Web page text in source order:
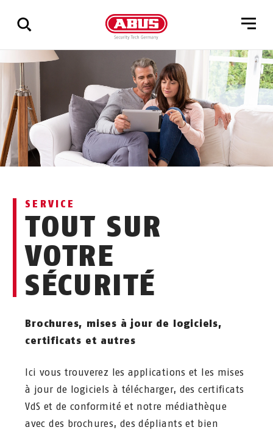
Affichage
de
tous
les
résultats
SERVICE
TOUT SUR
VOTRE
SÉCURITÉ
Brochures, mises à jour de logiciels,
certificats et autres
Ici vous trouverez les applications et les mises
à jour de logiciels à télécharger, des certificats
VdS et de conformité et notre médiathèque
avec des brochures, des dépliants et bien